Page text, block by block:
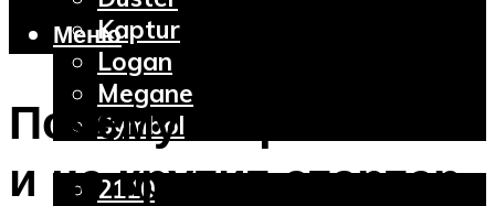
Kaptur
Logan
Megane
Symbol
2110
Меню
Почему не работает
и не крутит стартер